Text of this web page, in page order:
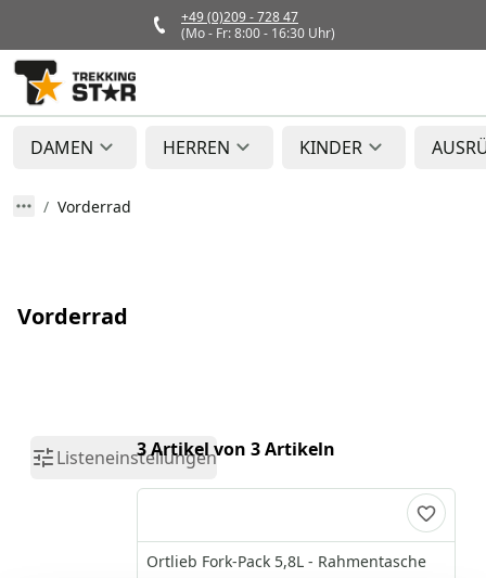
+49 (0)209 - 728 47
(Mo - Fr: 8:00 - 16:30 Uhr)
DAMEN HERREN KINDER
Vorderrad
Vorderrad
Listeneinstellungen3 Artikel von 3 Artikeln
Ortlieb Fork-Pack 5,8L - Rahmentasche